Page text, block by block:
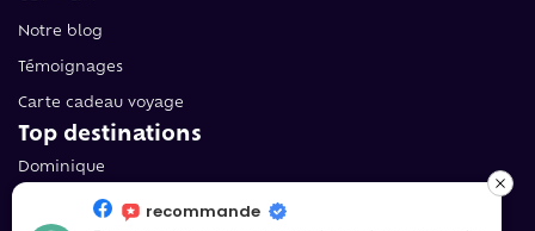
Notre blog
Témoignages
Carte cadeau voyage
Top destinations
Dominique
recommande